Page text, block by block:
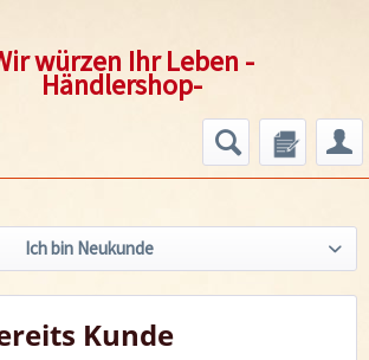
würzen Ihr Leben -
Händlershop-
Ich bin Neukunde
Kunde